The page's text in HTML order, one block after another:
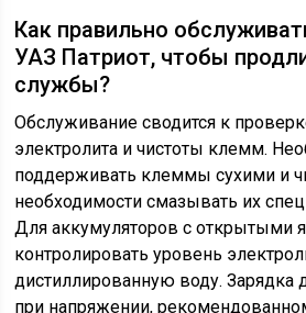
Как правильно
УАЗ Патриот, чтобы
службы?
Обслуживание сводится к
электролита и чистоты клемм.
поддерживать клеммы сухими и
необходимости смазывать их
Для аккумуляторов с открытыми
контролировать уровень
дистиллированную воду. Зарядка
при напряжении,